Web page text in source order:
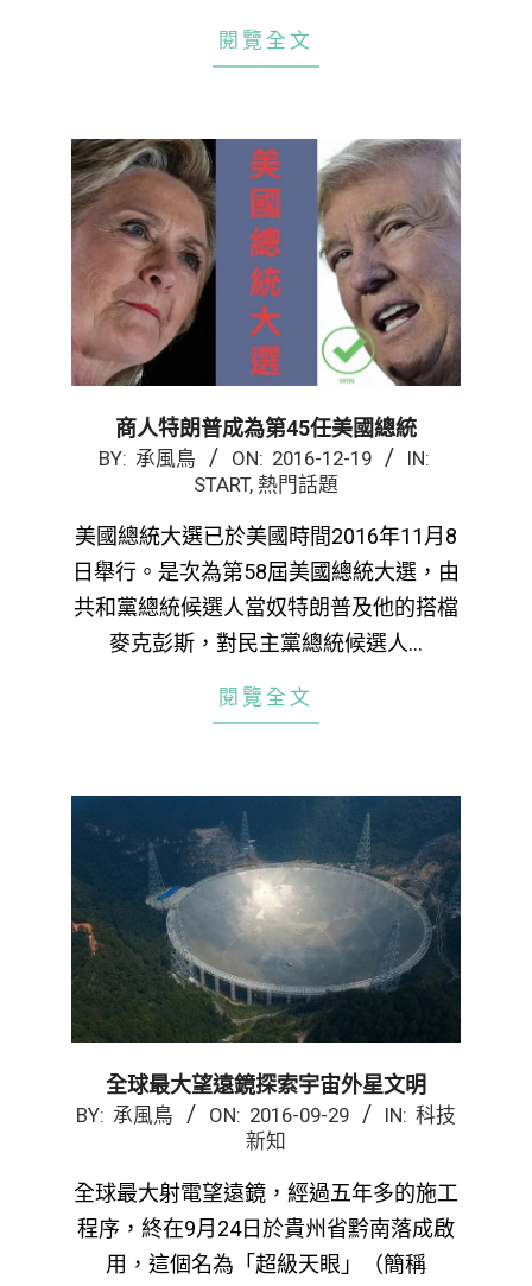
閱覽全文
商人特朗普成為第45任美國總統
2016-
19
BY: 承風鳥 ON: 2016-12-19
IN:
START, 熱門話題
美國總統大選已於美國時間2016年11月8
日舉行。是次為第58屆美國總統大選，由
共和黨總統候選人當奴特朗普及他的搭檔
麥克彭斯，對民主黨總統候選人…
閱覽全文
全球最大望遠鏡探索宇宙外星文明
2016-
29
BY: 承風鳥 ON: 2016-09-29 IN: 科技
新知
全球最大射電望遠鏡，經過五年多的施工
程序，終在9月24日於貴州省黔南落成啟
用，這個名為「超級天眼」（簡稱